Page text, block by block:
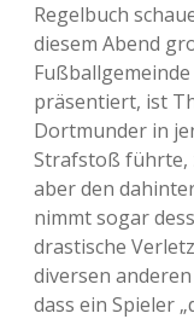
Regelbuch
diesem Abend
präsentiert, ist
Dortmunder in
Strafstoß führte,
aber den
nimmt sogar
drastische
diversen
dass ein Spieler